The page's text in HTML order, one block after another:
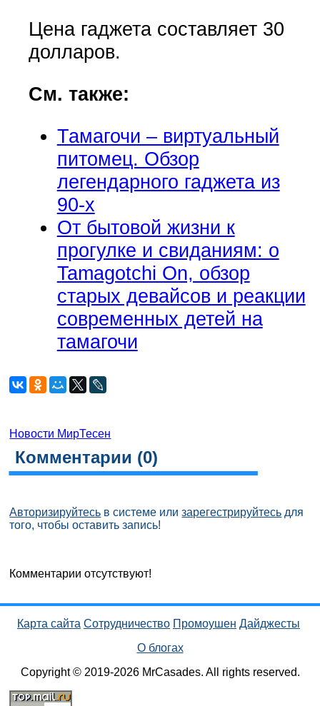
Цена гаджета составляет 30
долларов.
См. также:
Тамагочи – виртуальный
питомец. Обзор
легендарного гаджета из
90-х
От бытовой жизни к
прогулке и свиданиям: о
Tamagotchi On, обзор
старых девайсов и реакции
современных детей на
тамагочи
Новости МирТесен
Комментарии (0)
Авторизируйтесь в системе илизарегестрируйтесь для
того, чтобы оставить запись!
Комментарии отсутствуют!
Карта сайта Сотрудничество Промоушен Дайджесты
О блогах
Copyright © 2019-2026 MrCasades. All rights reserved.